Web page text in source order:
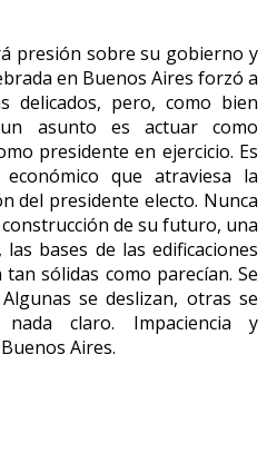
presión sobre su gobierno y
en Buenos Aires forzó a
delicados, pero, como bien
asunto es actuar como
presidente en ejercicio. Es
que atraviesa la
del presidente electo. Nunca
de su futuro, una
bases de las edificaciones
sólidas como parecían. Se
se deslizan, otras se
claro. Impaciencia y
Aires.